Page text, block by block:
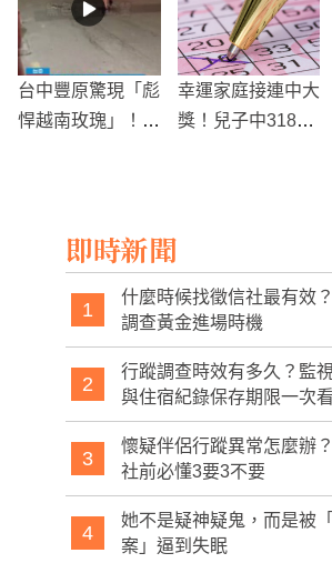
群爭議中的自我審
查指控
台中豐原驚現「彪
悍越南玫瑰」！中
幸運家庭接連中大
獎！兒子中318萬
即時新聞
1
什麼時候找徵信社最有效
調查黃金進場時機
2
行蹤調查時效有多久？監
與住宿紀錄保存期限一次看
3
懷疑伴侶行蹤異常怎麼辦
社前必懂3要3不要
4
她不是疑神疑鬼，而是被
案」逼到失眠